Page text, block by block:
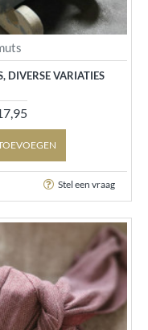
DIVERSE VARIATIES
Stel een vraag